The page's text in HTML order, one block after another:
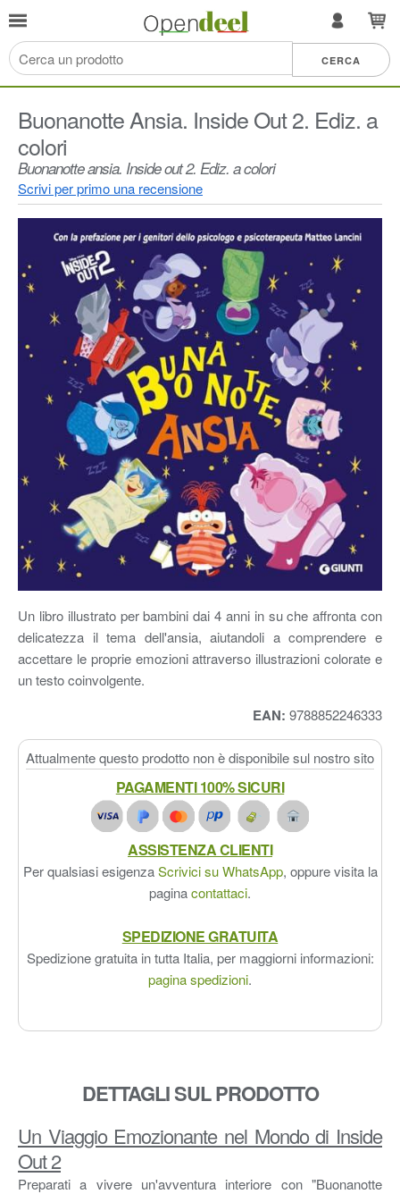
Buonanotte Ansia. Inside Out 2. Ediz. a
colori
Buonanotte ansia. Inside out 2. Ediz. a colori
Scrivi per primo una recensione
Un libro illustrato per bambini dai 4 anni in su che affronta con
delicatezza il tema dell'ansia, aiutandoli a comprendere e
accettare le proprie emozioni attraverso illustrazioni colorate e
un testo coinvolgente.
EAN: 9788852246333
Attualmente questo prodotto non è disponibile sul nostro sito
PAGAMENTI 100% SICURI
ASSISTENZA CLIENTI
Per qualsiasi esigenzaScrivici su WhatsApp, oppure visita la
paginacontattaci.
SPEDIZIONE GRATUITA
Spedizione gratuita in tutta Italia, per maggiorni informazioni:
pagina spedizioni.
DETTAGLI SUL PRODOTTO
Un Viaggio Emozionante nel Mondo di Inside
Out 2
Preparati a vivere un'avventura interiore con "Buonanotte